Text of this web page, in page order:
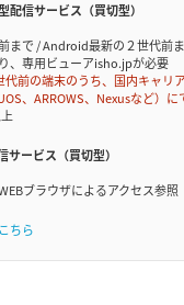
配信サービス（買切型）
まで / Android最新の２世代前
、専用ビューアisho.jpが必要
前の端末のうち、国内キャリ
、ARROWS、Nexusなど）
サービス（買切型）
ブラウザによるアクセス参照
こちら